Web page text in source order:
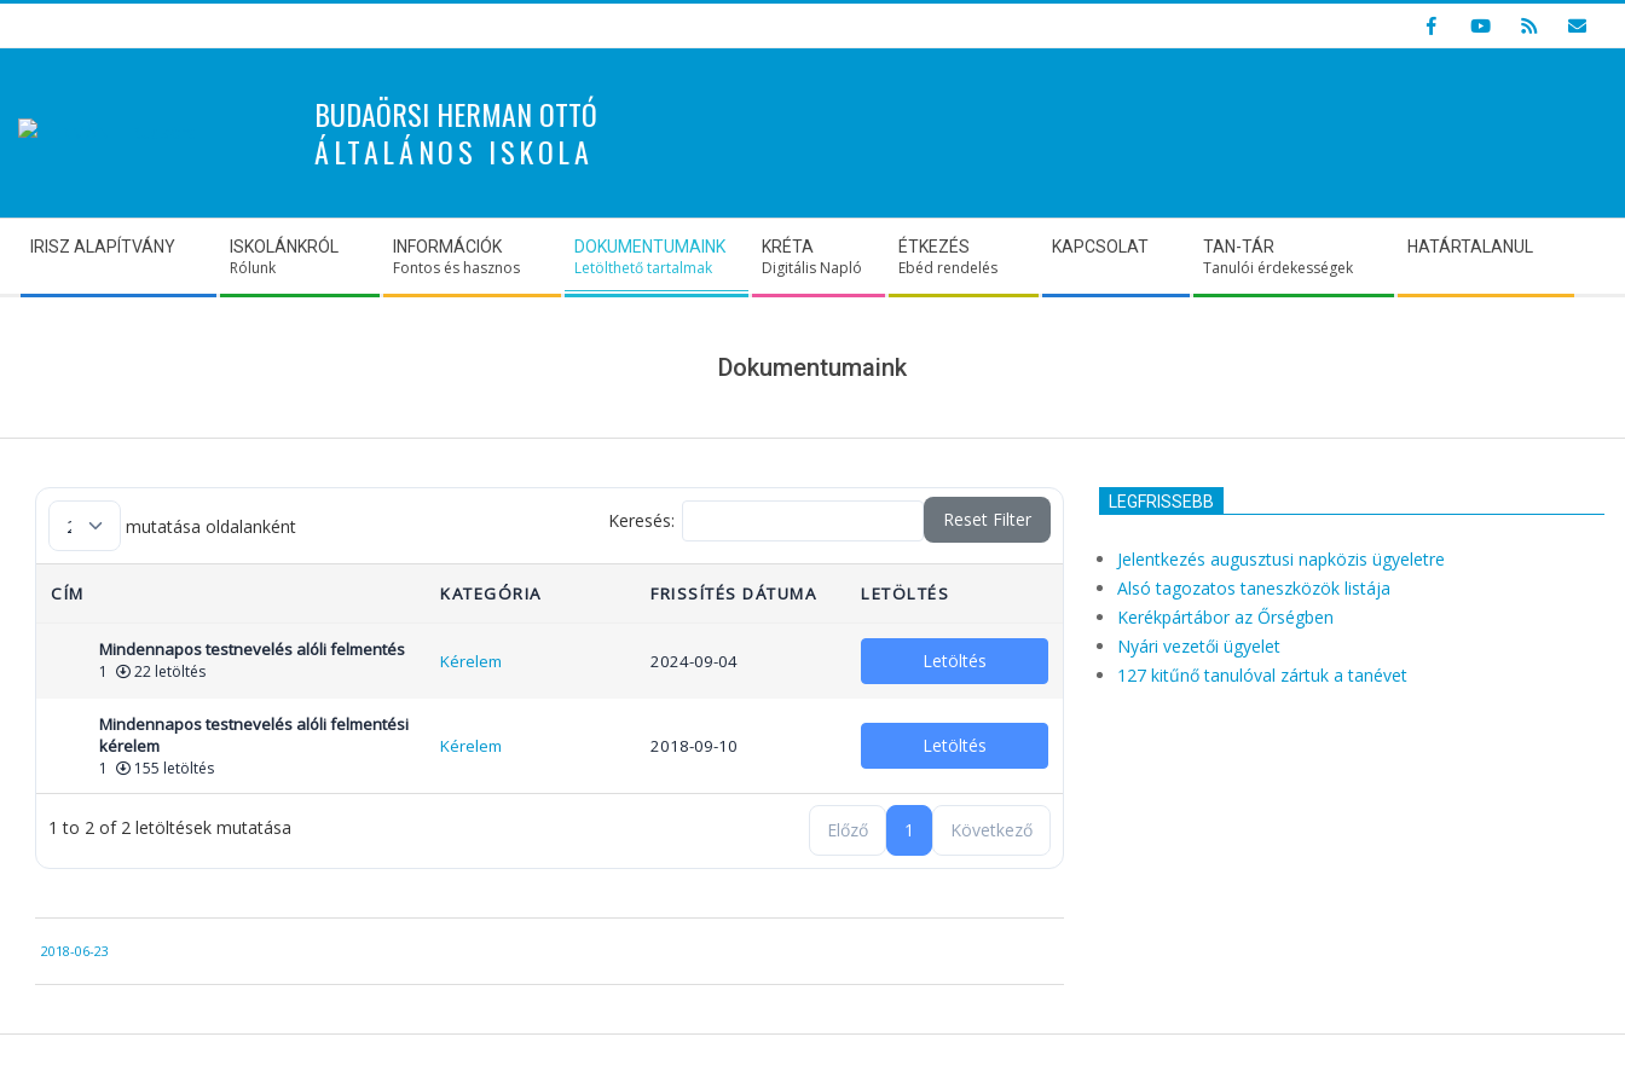
to
BUDAÖRSI HERMAN OTTÓ
ÁLTALÁNOS ISKOLA
Navigation
Menu
IRISZ ALAPÍTVÁNY ISKOLÁNKRÓL
Rólunk
INFORMÁCIÓK
Fontos és hasznos
DOKUMENTUMAINK
Letölthető tartalmak
KRÉTA
Digitális Napló
ÉTKEZÉS
Ebéd rendelés
KAPCSOLAT TAN-TÁR
Tanulói érdekességek
HATÁRTALANUL
Dokumentumaink
mutatása oldalanként Keresés: Reset Filter
CÍM KATEGÓRIA FRISSÍTÉS DÁTUMA LETÖLTÉS
Mindennapos testnevelés alóli felmentés
1 22 letöltés Kérelem 2024-09-04 Letöltés
Mindennapos testnevelés alóli felmentési
kérelem
1 155 letöltés
Kérelem 2018-09-10 Letöltés
1 to 2 of 2 letöltések mutatása Előző 1 Következő
06-
23
2018-06-23
LEGFRISSEBB
Jelentkezés augusztusi napközis ügyeletre
Alsó tagozatos taneszközök listája
Kerékpártábor az Őrségben
Nyári vezetői ügyelet
127 kitűnő tanulóval zártuk a tanévet